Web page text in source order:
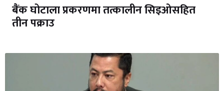
बैंक घोटाला प्रकरणमा तत्कालीन सिइओसहित
तीन पक्राउ